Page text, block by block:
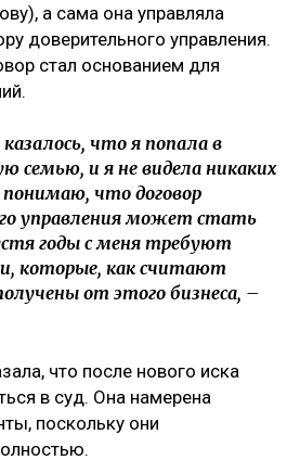
а сама она управляла
доверительного управления.
стал основанием для
что я попала в
семью, и я не видела никаких
понимаю, что договор
управления может стать
годы с меня требуют
которые, как считают
от этого бизнеса, –
что после нового иска
в суд. Она намерена
поскольку они